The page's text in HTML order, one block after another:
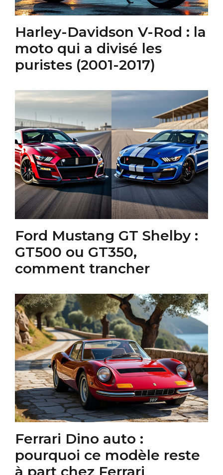
Harley-Davidson V-Rod : la
moto qui a divisé les
puristes (2001-2017)
Ford Mustang GT Shelby :
GT500 ou GT350,
comment trancher
Ferrari Dino auto :
pourquoi ce modèle reste